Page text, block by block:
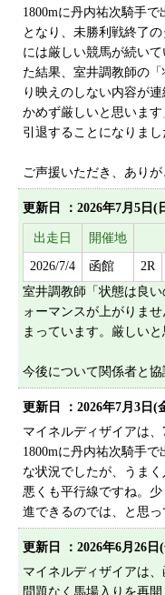
1800mに丹内祐次騎手
となり、未勝利戦終了
には厳しい競馬が続い
た結果、室井調教師の
り映えのしない内容が
かめず厳しいと思いま
引退することになりまし
ご声援いただき、ありが
更新日 ： 2026年7月5日(
出走日 開催地
2026/7/4 函館 2R
室井調教師「状態は良
ォーマンスが上がりま
まっています。厳しいと
今後について関係者と協
更新日 ： 2026年7月3日(
マイネルディザイアは
1800mに丹内祐次騎手
な状況でしたが、うま
悪くも平行線ですね。
進できるのでは、と思っ
更新日 ： 2026年6月26日
マイネルディザイアは
問題なく馬場入りを再